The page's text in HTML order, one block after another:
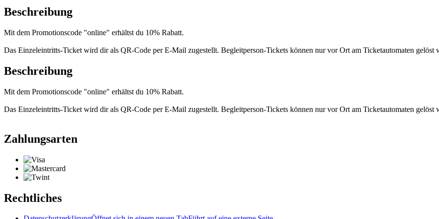
Beschreibung
Mit dem Promotionscode "online" erhältst du 10% Rabatt.
Das Einzeleintritts-Ticket wird dir als QR-Code per E-Mail zugestellt. Begleitperson-Tickets können nur vor Ort am Ticketautomaten gelöst
Beschreibung
Mit dem Promotionscode "online" erhältst du 10% Rabatt.
Das Einzeleintritts-Ticket wird dir als QR-Code per E-Mail zugestellt. Begleitperson-Tickets können nur vor Ort am Ticketautomaten gelöst
Zahlungsarten
Rechtliches